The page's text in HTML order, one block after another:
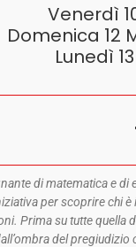
Venerdì
Domenica 12
Lunedì
di matematica e
per scoprire chi
Prima su tutte quella
del